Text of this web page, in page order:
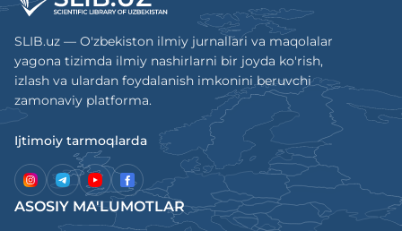
SLIB.uz — O'zbekiston ilmiy jurnallari va maqolalar
yagona tizimda ilmiy nashirlarni bir joyda ko'rish,
izlash va ulardan foydalanish imkonini beruvchi
zamonaviy platforma.
Ijtimoiy tarmoqlarda
ASOSIY MA'LUMOTLAR